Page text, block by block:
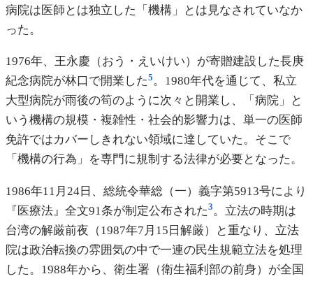
病院は医師とは独立した「機構」とは見なされていなか
った。
1976年、王永慶（おう・えいけい）が寄贈建設した長庚
紀念病院が林口で開業した5。1980年代を通じて、私立
大型病院が雨後の筍のように次々と開業し、「病院」と
いう機構の規模・複雑性・社会的影響力は、単一の医師
免許ではカバーしきれない領域に達していた。そこで
「機構の行為」を専門に規制する法律が必要となった。
1986年11月24日、総統令華総（一）義字第5913号により
『医療法』全文91条が制定公布された3。立法の時期は
台湾の解厳前夜（1987年7月15日解厳）と重なり、立法
院は政治転換の雰囲気の中で一連の民生規範立法を処理
した。1988年から、衛生署（衛生福利部の前身）が全国